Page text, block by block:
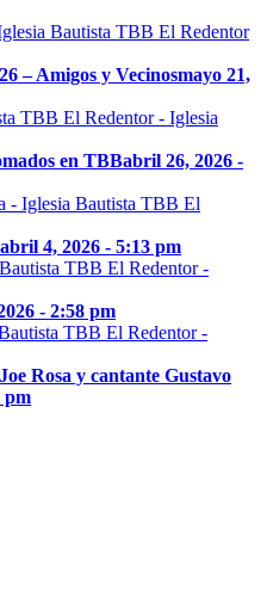
– Amigos y Vecinosmayo 21,
en TBBabril 26, 2026 -
abril 4, 2026 - 5:13 pm
- 2:58 pm
Rosa y cantante Gustavo
pm